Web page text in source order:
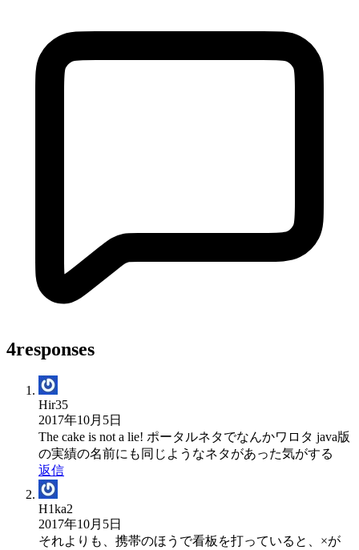
4responses
Hir35
2017年10月5日
The cake is not a lie! ポータルネタでなんかワロタ java版
の実績の名前にも同じようなネタがあった気がする
返信
H1ka2
2017年10月5日
それよりも、携帯のほうで看板を打っていると、×が